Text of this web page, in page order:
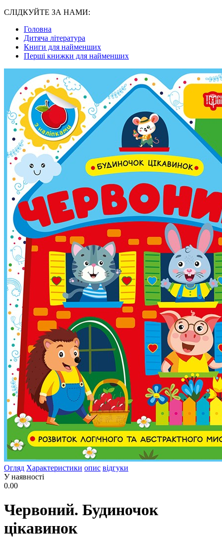
СЛІДКУЙТЕ ЗА НАМИ:
Головна
Дитяча література
Книги для найменших
Перші книжки для найменших
Огляд Характеристики опис відгуки
У наявності
0.00
Червоний. Будиночок
цікавинок